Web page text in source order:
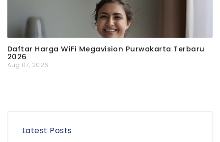
Daftar Harga WiFi Megavision Purwakarta Terbaru
2026
Aug 07, 2026
Latest Posts